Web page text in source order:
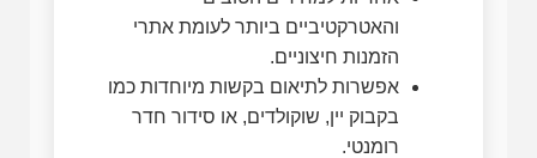
והאטרקטיביים ביותר לעומת אתרי
הזמנות חיצוניים.
אפשרות לתיאום בקשות מיוחדות כמו
בקבוק יין, שוקולדים, או סידור חדר
רומנטי.